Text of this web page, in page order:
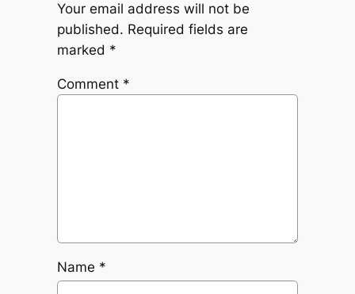
Your email address will not be
published. Required fields are
marked *
Comment *
Name *